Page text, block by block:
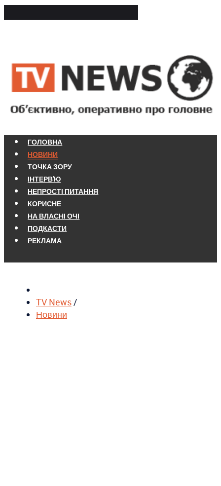
ГОЛОВНА
НОВИНИ
ТОЧКА ЗОРУ
ІНТЕРВ'Ю
НЕПРОСТІ ПИТАННЯ
КОРИСНЕ
НА ВЛАСНІ ОЧІ
ПОДКАСТИ
РЕКЛАМА
TV News/
Новини